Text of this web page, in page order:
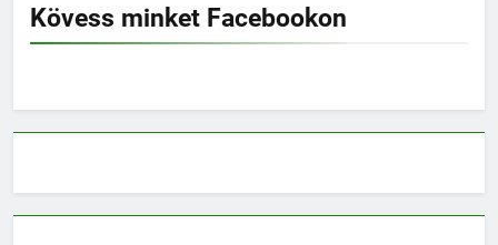
Kövess minket Facebookon